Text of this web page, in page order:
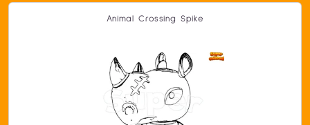
Animal Crossing Spike